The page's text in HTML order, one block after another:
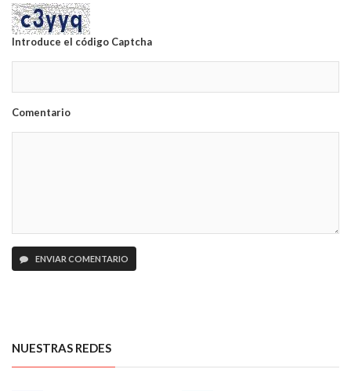
Introduce el código Captcha
Comentario
ENVIAR COMENTARIO
NUESTRAS REDES